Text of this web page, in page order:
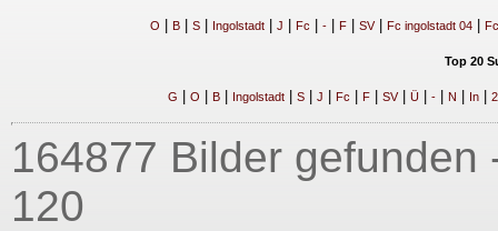
O B| S| Ingolstadt| J Fc -| F| SV| Fc ingolstadt 04|
Top 20
G O B| Ingolstadt| S| J Fc F| SV| Ü| -| N In| 2
164877 Bilder gefunden
120